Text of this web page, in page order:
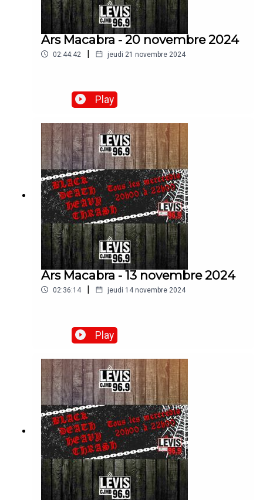
Ars Macabra - 20 novembre 2024
02:44:42 | jeudi 21 novembre 2024
Play
Ars Macabra - 13 novembre 2024
02:36:14 | jeudi 14 novembre 2024
Play